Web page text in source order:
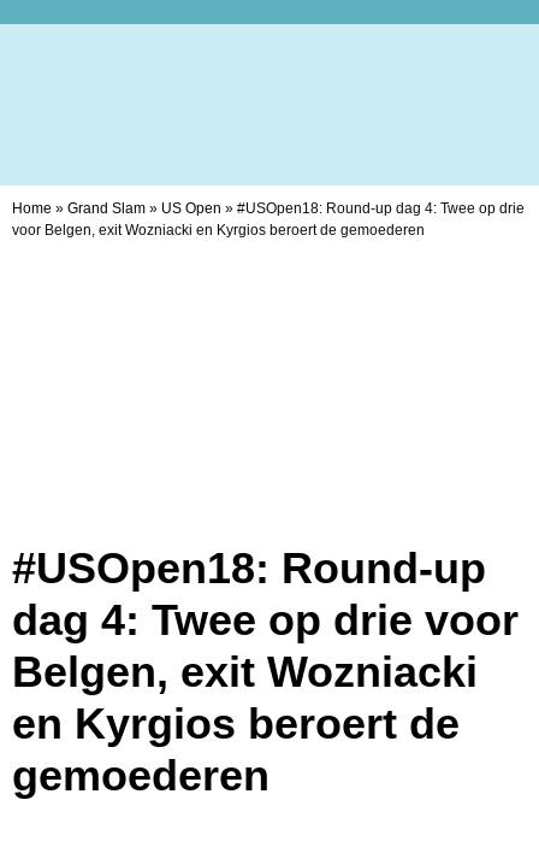
Home » Grand Slam » US Open » #USOpen18: Round-up dag 4: Twee op drie
voor Belgen, exit Wozniacki en Kyrgios beroert de gemoederen
#USOpen18: Round-up
dag 4: Twee op drie voor
Belgen, exit Wozniacki
en Kyrgios beroert de
gemoederen